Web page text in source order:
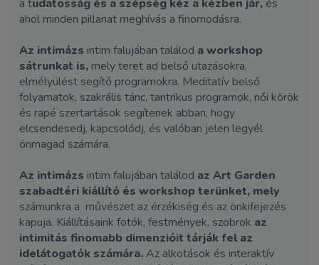
a tudatosság és a szépség kéz a kézben jár,és
ahol minden pillanat meghívás a finomodásra.
Az intimázs intim falujában találod a workshop
sátrunkat is,mely teret ad belső utazásokra,
elmélyülést segítő programokra. Meditatív belső
folyamatok, szakrális tánc, tantrikus programok, női körök
és rapé szertartások segítenek abban, hogy
elcsendesedj, kapcsolódj, és valóban jelen legyél
önmagad számára.
Az intimázs intim falujában találod az Art Garden
szabadtéri kiállító és workshop terünket, mely
számunkra a művészet az érzékiség és az önkifejezés
kapuja. Kiállításaink fotók, festmények, szobrok az
intimitás finomabb dimenzióit tárják fel az
idelátogatók számára.Az alkotások és interaktív